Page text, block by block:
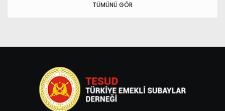
TÜMÜNÜ GÖR